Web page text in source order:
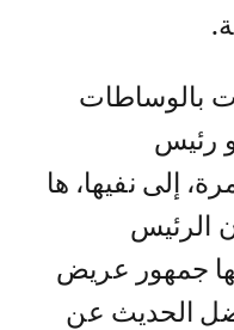
بالوساطات
رئيس
إلى نفيها، ها
الرئيس
جمهور عريض
الحديث عن